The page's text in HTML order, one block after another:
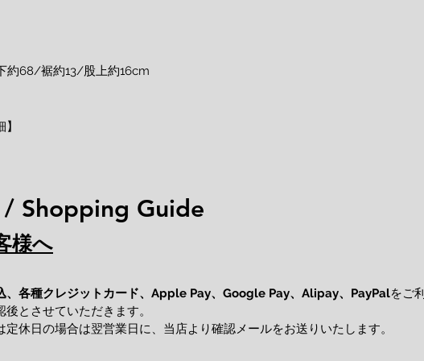
約68/裾約13/股上約16cm
/ Shopping Guide
様へ
、各種クレジットカード、 Apple Pay、Google Pay、Alipay、PayPalをご
とさせていただきます。
定休日の場合は翌営業日に、当店より確認メールをお送りいたします。